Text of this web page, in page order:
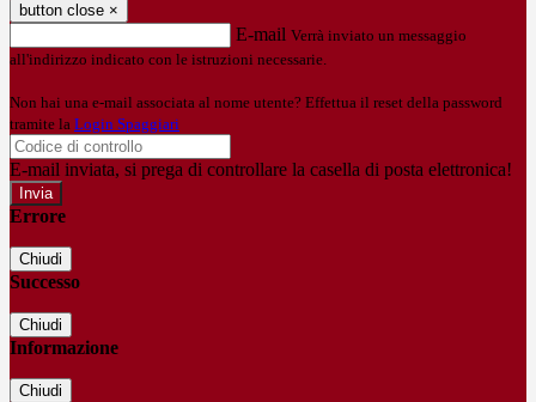
button close ×
E-mail Verrà inviato un messaggio
all'indirizzo indicato con le istruzioni necessarie.
Non hai una e-mail associata al nome utente? Effettua il reset della password
tramite la Login Spaggiari
E-mail inviata, si prega di controllare la casella di posta elettronica!
Errore
Chiudi
Successo
Chiudi
Informazione
Chiudi